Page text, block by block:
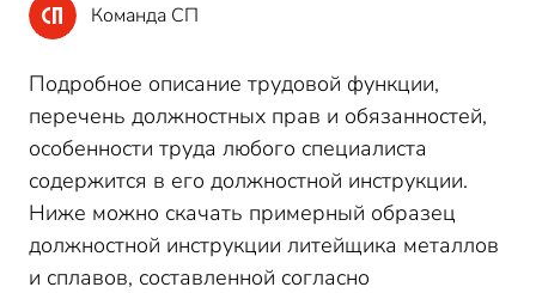
Команда СП
Подробное описание трудовой функции,
перечень должностных прав и обязанностей,
особенности труда любого специалиста
содержится в его должностной инструкции.
Ниже можно скачать примерный образец
должностной инструкции литейщика металлов
и сплавов, составленной согласно